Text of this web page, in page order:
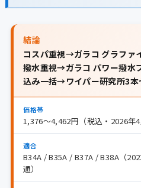
結論
コスパ重視→ガラコ グラファ
撥水重視→ガラコ パワー撥水
込み一括→ワイパー研究所3本
価格帯
1,376〜4,462円（税込・2026年4
適合
B34A / B35A / B37A / B38A（
通）